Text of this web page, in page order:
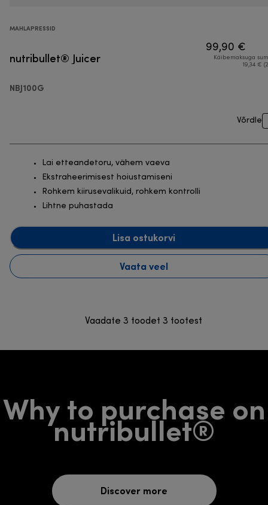
MAHLAPRESSID
nutribullet® Juicer
NBJ100G
99,90 €
Käibemaksuga
19,34 €
Võrdle
Lai etteandetoru, vähem vaeva
Ekstraheerimisest hoiustamiseni
Rohkem kiirusevalikuid, rohkem kontrolli
Lihtne puhastada
Lisa ostukorvi
Vaata veel
Vaadate 3 toodet 3 tootest
Why to purchase on
nutribullet®
Discover more